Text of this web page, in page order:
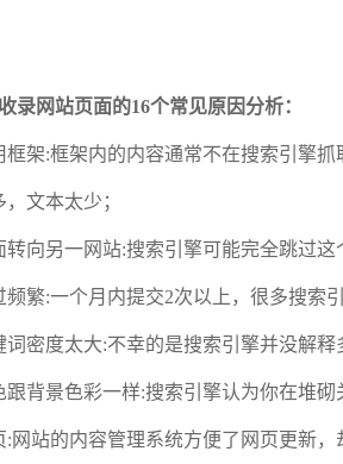
录网站页面的16个常见原因分析：
框架:框架内的内容通常不在搜索引擎抓
文本太少；
转向另一网站:搜索引擎可能完全跳过这
频繁:一个月内提交2次以上，很多搜索
词密度太大:不幸的是搜索引擎并没解
跟背景色彩一样:搜索引擎认为你在堆砌
:网站的内容管理系统方便了网页更新